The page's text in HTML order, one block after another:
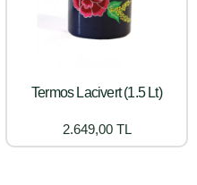
Termos Lacivert (1.5 Lt)
2.649,00 TL